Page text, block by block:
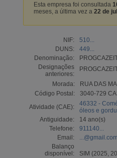
Esta empresa foi consultada
meses, a última vez a 22 de
NIF:
510...
DUNS:
449...
Denominação:
Designações
anteriores:
Morada:
RUA DAS
Código Postal:
3040-729
Atividade (CAE):
46332 -
óleos e
Antiguidade:
14 ano(s)
Telefone:
911140...
Email:
...@gmail.com
Balanço
disponível:
SIM (2025,